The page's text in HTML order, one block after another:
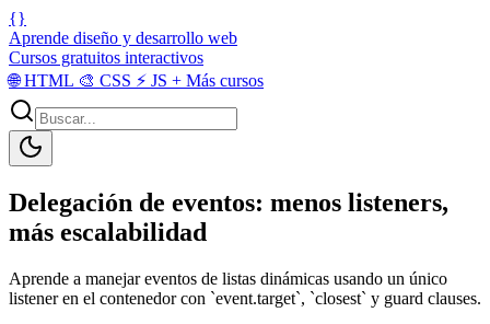
{}
Aprende diseño y desarrollo web
Cursos gratuitos interactivos
🌐HTML 🎨 CSS ⚡ JS + Más cursos
Delegación de eventos: menos listeners,
más escalabilidad
Aprende a manejar eventos de listas dinámicas usando un único
listener en el contenedor con `event.target`, `closest` y guard clauses.